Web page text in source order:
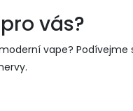
vás?
vape? Podívejme